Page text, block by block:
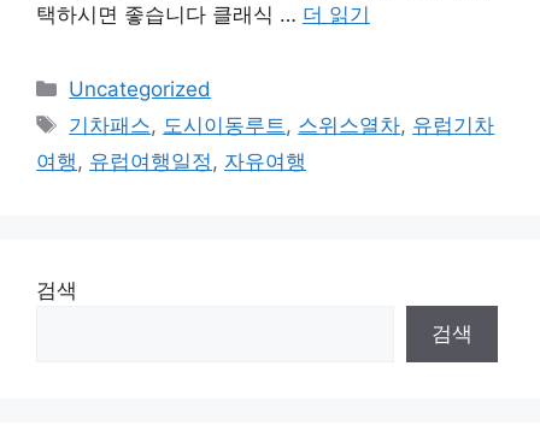
택하시면 좋습니다 클래식 … 더 읽기
카
테
고
리
Uncategorized
태
그
기차패스, 도시이동루트 , 스위스열차, 유럽기차
여행 , 유럽여행일정 , 자유여행
검색
검색